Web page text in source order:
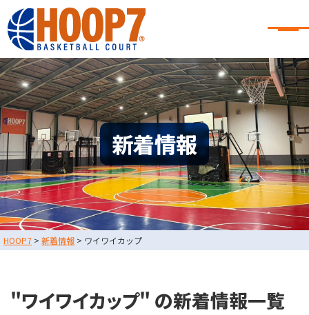
大阪・東大阪・堺のバスケコートレンタル｜HOOP7
大阪・東大阪・堺のバスケコート
レンタル｜HOOP7
HOME
初めての方へ
東大阪店
堺店
大会・イベント情報
HOOPERSスクール
バスケ×BBQ
お知らせ
スタッフブログ
お問い合わせ
利用規約
運営会社情報
採用情報
0729-65-6060
新着情報
HOOP7 > 新着情報 > ワイワイカップ
"ワイワイカップ" の新着情報一覧